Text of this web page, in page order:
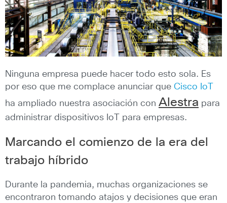
Ninguna empresa puede hacer todo esto sola. Es
por eso que me complace anunciar que Cisco IoT
ha ampliado nuestra asociación con Alestra para
administrar dispositivos IoT para empresas.
Marcando el comienzo de la era del
trabajo híbrido
Durante la pandemia, muchas organizaciones se
encontraron tomando atajos y decisiones que eran